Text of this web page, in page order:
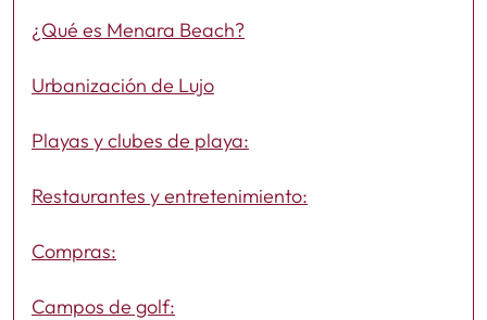
¿Qué es Menara Beach?
Urbanización de Lujo
Playas y clubes de playa:
Restaurantes y entretenimiento:
Compras:
Campos de golf: